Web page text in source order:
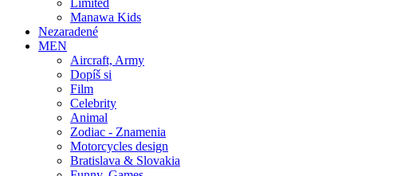
Manawa Kids
Nezaradené
MEN
Aircraft, Army
Dopíš si
Film
Celebrity
Animal
Zodiac - Znamenia
Motorcycles design
Bratislava & Slovakia